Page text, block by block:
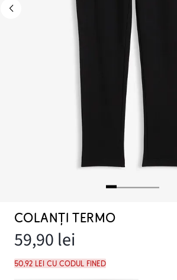
COLANȚI TERMO
59,90 lei
50,92 lei cu codul FINED